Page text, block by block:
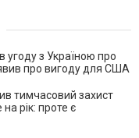
угоду з Україною про
про вигоду для США
тимчасовий захист
рік: проте є